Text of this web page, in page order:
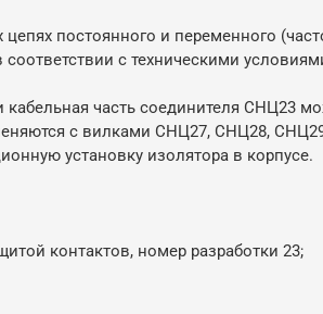
постоянного и переменного
с техническими
часть соединителя СНЦ23
с вилками СНЦ27, СНЦ28,
установку изолятора в корпусе.
контактов, номер разработки 23;